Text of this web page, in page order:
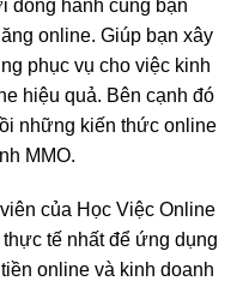
đồng hành cùng bạn
online. Giúp bạn xây
phục vụ cho việc kinh
hiệu quả. Bên cạnh đó
những kiến thức online
MMO.
của Học Việc Online
tế nhất để ứng dụng
online và kinh doanh